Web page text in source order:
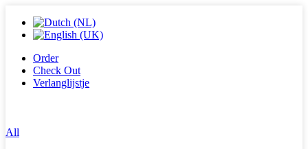
Order
Check Out
Verlanglijstje
All